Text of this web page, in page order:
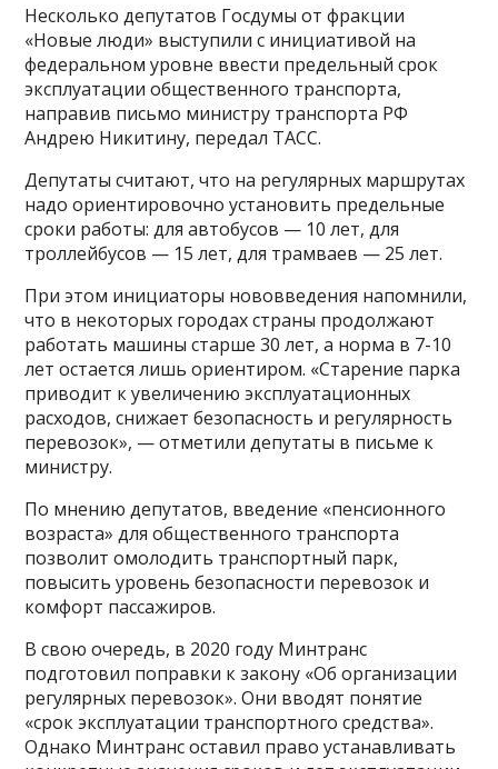
Несколько депутатов Госдумы от фракции
«Новые люди» выступили с инициативой на
федеральном уровне ввести предельный срок
эксплуатации общественного транспорта,
направив письмо министру транспорта РФ
Андрею Никитину, передал ТАСС.
Депутаты считают, что на регулярных маршрутах
надо ориентировочно установить предельные
сроки работы: для автобусов — 10 лет, для
троллейбусов — 15 лет, для трамваев — 25 лет.
При этом инициаторы нововведения напомнили,
что в некоторых городах страны продолжают
работать машины старше 30 лет, а норма в 7-10
лет остается лишь ориентиром. «Старение парка
приводит к увеличению эксплуатационных
расходов, снижает безопасность и регулярность
перевозок», — отметили депутаты в письме к
министру.
По мнению депутатов, введение «пенсионного
возраста» для общественного транспорта
позволит омолодить транспортный парк,
повысить уровень безопасности перевозок и
комфорт пассажиров.
В свою очередь, в 2020 году Минтранс
подготовил поправки к закону «Об организации
регулярных перевозок». Они вводят понятие
«срок эксплуатации транспортного средства».
Однако Минтранс оставил право устанавливать